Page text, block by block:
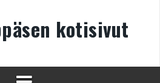
kotisivut